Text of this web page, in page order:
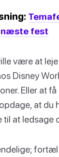
næste fest
være at
Disney
Eller at
at du
at ledsage
fortæl